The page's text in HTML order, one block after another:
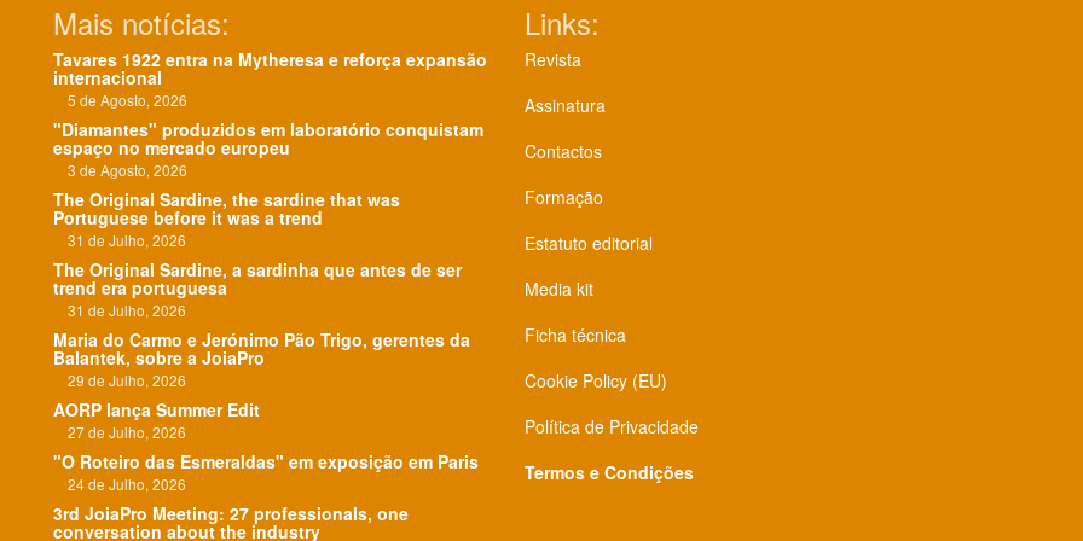
Mais notícias:
Tavares 1922 entra na Mytheresa e reforça expansão
internacional
5 de Agosto, 2026
"Diamantes" produzidos em laboratório conquistam
espaço no mercado europeu
3 de Agosto, 2026
The Original Sardine, the sardine that was
Portuguese before it was a trend
31 de Julho, 2026
The Original Sardine, a sardinha que antes de ser
trend era portuguesa
31 de Julho, 2026
Maria do Carmo e Jerónimo Pão Trigo, gerentes da
Balantek, sobre a JoiaPro
29 de Julho, 2026
AORP lança Summer Edit
27 de Julho, 2026
"O Roteiro das Esmeraldas" em exposição em Paris
24 de Julho, 2026
3rd JoiaPro Meeting: 27 professionals, one
conversation about the industry
Links:
Revista
Assinatura
Contactos
Formação
Estatuto editorial
Media kit
Ficha técnica
Cookie Policy (EU)
Política de Privacidade
Termos e Condições